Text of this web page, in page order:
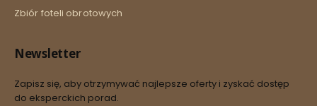
Zbiór foteli obrotowych
Newsletter
Zapisz się, aby otrzymywać najlepsze oferty i zyskać dostęp
do eksperckich porad.